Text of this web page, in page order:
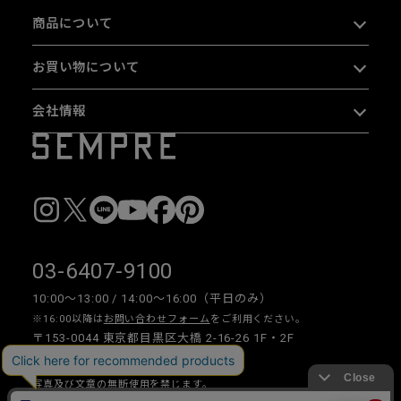
商品について
お買い物について
会社情報
03-6407-9100
10:00〜13:00 / 14:00〜16:00（平日のみ）
※16:00以降は お問い合わせフォーム をご利用ください。
〒153-0044 東京都目黒区大橋 2-16-26 1F・2F
写真及び文章の無断使用を禁じます。